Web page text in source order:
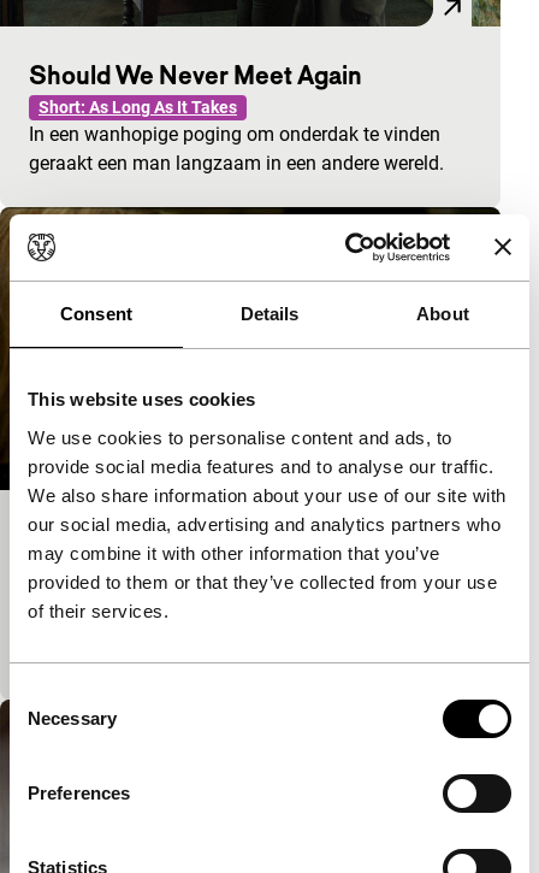
Consent Details About
This website uses cookies
We use cookies to personalise content and ads, to
provide social media features and to analyse our traffic.
We also share information about your use of our site with
our social media, advertising and analytics partners who
may combine it with other information that you’ve
provided to them or that they’ve collected from your use
of their services.
Selection
Necessary
Preferences
Statistics
Should We Never Meet Again
Short: As Long As It Takes
In een wanhopige poging om onderdak te vinden
geraakt een man langzaam in een andere wereld.
Béa
De jonge, knappe, landerige Benoît wil graag eens